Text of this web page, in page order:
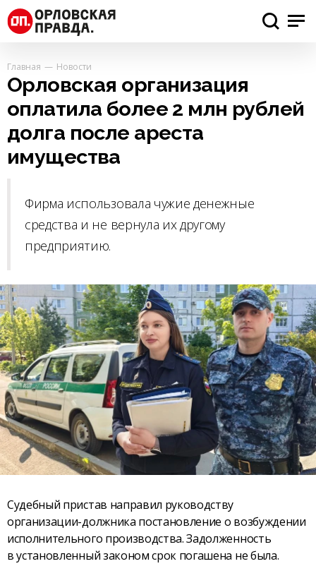
Главная Новости
Орловская организация
оплатила более 2 млн рублей
долга после ареста
имущества
Фирма использовала чужие денежные
средства и не вернула их другому
предприятию.
Судебный пристав направил руководству
организации-должника постановление о возбуждении
исполнительного производства. Задолженность
в установленный законом срок погашена не была.